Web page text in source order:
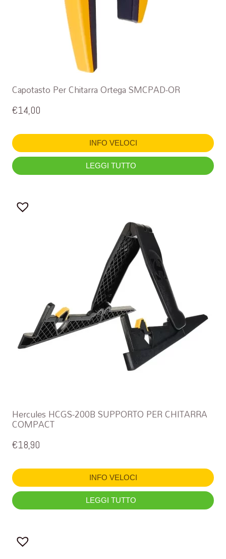
Capotasto Per Chitarra Ortega SMCPAD-OR
€14,00
INFO VELOCI
LEGGI TUTTO
Hercules HCGS-200B SUPPORTO PER CHITARRA
COMPACT
€18,90
INFO VELOCI
LEGGI TUTTO